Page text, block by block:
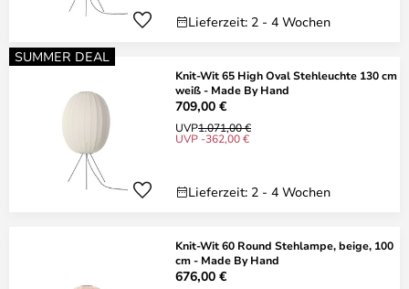
Lieferzeit: 2 - 4 Wochen
SUMMER DEAL
Knit-Wit 65 High Oval Stehleuchte 130 cm
weiß - Made By Hand
709,00 €
UVP1.071,00 €
UVP -362,00 €
Lieferzeit: 2 - 4 Wochen
Knit-Wit 60 Round Stehlampe, beige, 100
cm - Made By Hand
676,00 €